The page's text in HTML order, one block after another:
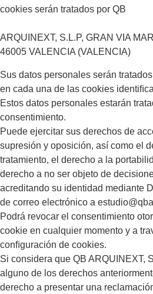
cookies serán tratados por QB
ARQUINEXT, S.L.P, GRAN VIA
46005 VALENCIA (VALENCIA)
Sus datos personales serán
en cada una de las cookies
Estos datos personales estarán
consentimiento.
Puede ejercitar sus derechos de
supresión y oposición, así como el
tratamiento, el derecho a la
derecho a no ser objeto de
acreditando su identidad mediante
de correo electrónico a
Podrá revocar el consentimiento
cookie en cualquier momento y a
conﬁguración de cookies.
Si considera que QB ARQUINEXT,
alguno de los derechos
derecho a presentar una